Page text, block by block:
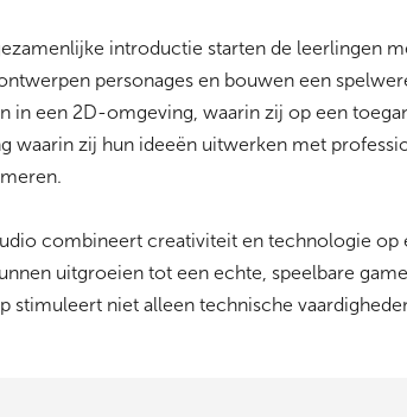
introductie starten de leerlingen
personages en bouwen een
in een 2D-omgeving, waarin zij op een
waarin zij hun ideeën uitwerken met
combineert creativiteit en technologie
uitgroeien tot een echte, speelbare
stimuleert niet alleen technische